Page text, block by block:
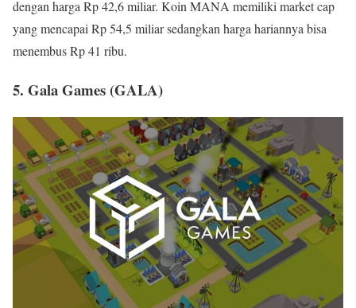
dengan harga Rp 42,6 miliar. Koin MANA memiliki market cap
yang mencapai Rp 54,5 miliar sedangkan harga hariannya bisa
menembus Rp 41 ribu.
5. Gala Games (GALA)